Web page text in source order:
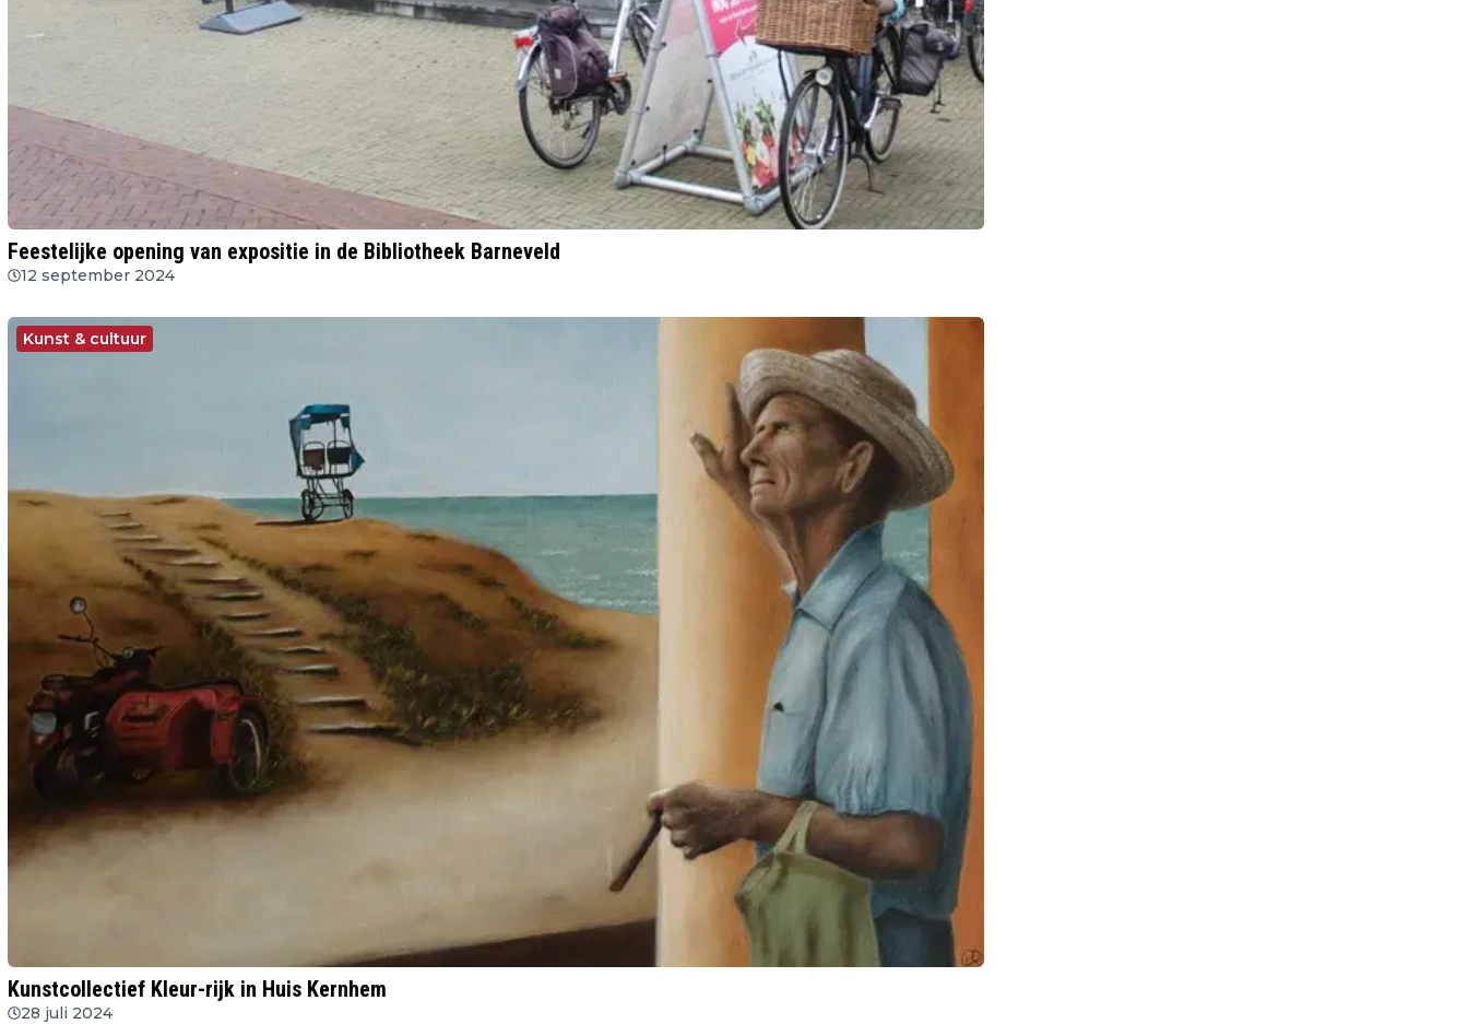
Feestelijke opening van expositie in de Bibliotheek Barneveld
12 september 2024
Kunst & cultuur
Kunstcollectief Kleur-rijk in Huis Kernhem
28 juli 2024